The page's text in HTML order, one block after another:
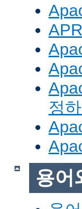
정
용어